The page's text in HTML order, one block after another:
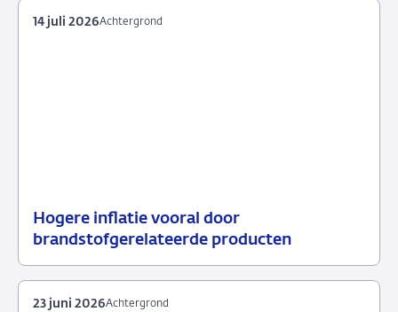
Hogere inflatie vooral door
brandstofgerelateerde producten
14
Achtergrond
Achtergrond
14 juli 2026
Achtergrond
23 juni 2026